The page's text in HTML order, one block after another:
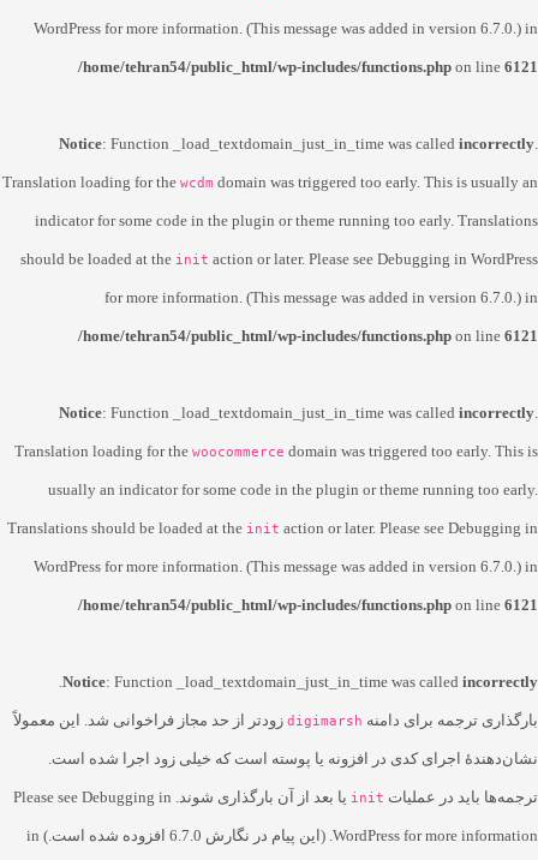
WordPress for more information. (This message was added in version 6.7.0.) in
/home/tehran54/public_html/wp-includes/functions.php on line 6121
Notice: Function _load_textdomain_just_in_time was called incorrectly.
Translation loading for the wcdm domain was triggered too early. This is usually an
indicator for some code in the plugin or theme running too early. Translations
should be loaded at the init action or later. Please see Debugging in WordPress
for more information. (This message was added in version 6.7.0.) in
/home/tehran54/public_html/wp-includes/functions.php on line 6121
Notice: Function _load_textdomain_just_in_time was called incorrectly.
Translation loading for the woocommerce domain was triggered too early. This is
usually an indicator for some code in the plugin or theme running too early.
Translations should be loaded at the init action or later. Please see Debugging in
WordPress for more information. (This message was added in version 6.7.0.) in
/home/tehran54/public_html/wp-includes/functions.php on line 6121
Notice: Function _load_textdomain_just_in_time was called incorrectly
.
بارگذاری ترجمه برای دامنه digimarsh زودتر از حد مجاز فراخوانی شد. این معمولاً
نشان‌دهندهٔ اجرای کدی در افزونه یا پوسته است که خیلی زود اجرا شده است.
ترجمه‌ها باید در عملیات init یا بعد از آن بارگذاری شوند. Please see Debugging in
WordPress for more information. (این پیام در نگارش 6.7.0 افزوده شده است.) in